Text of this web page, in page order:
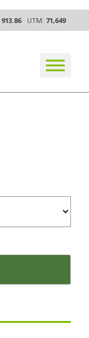
913.86 UTM: 71,649